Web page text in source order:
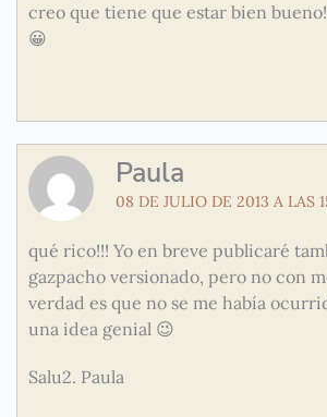
creo que tiene que estar bien
😀
Paula
08 DE JULIO DE 2013 A LAS
qué rico!!! Yo en breve publicaré
gazpacho versionado, pero no con
verdad es que no se me había
una idea genial 😉
Salu2. Paula